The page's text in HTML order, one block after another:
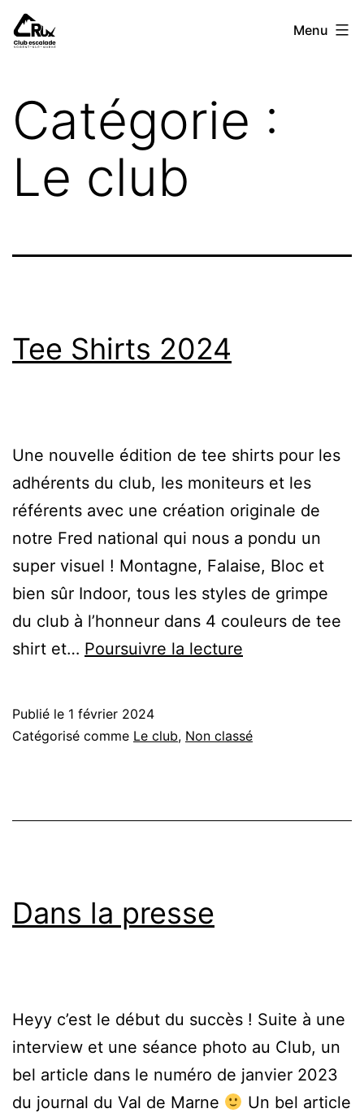
Aller
auCrux
Menu
Catégorie :
Le club
Tee Shirts 2024
Une nouvelle édition de tee shirts pour les
adhérents du club, les moniteurs et les
référents avec une création originale de
notre Fred national qui nous a pondu un
super visuel ! Montagne, Falaise, Bloc et
bien sûr Indoor, tous les styles de grimpe
du club à l’honneur dans 4 couleurs de tee
shirt et… Poursuivre la lecture
Publié le 1 février 2024
Catégorisé comme Le club, Non classé
Dans la presse
Heyy c’est le début du succès ! Suite à une
interview et une séance photo au Club, un
bel article dans le numéro de janvier 2023
du journal du Val de Marne
Un bel article